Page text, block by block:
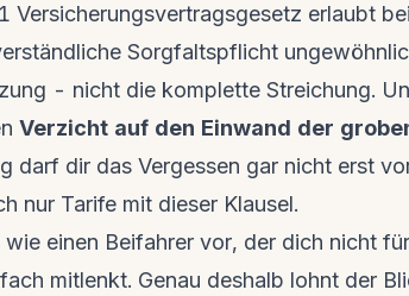
Versicherungsvertragsgesetz erlaubt bei
Sorgfaltspflicht
- nicht die komplette Streichung.
Verzicht auf den Einwand der
darf dir das Vergessen gar nicht erst
nur Tarife mit dieser Klausel.
einen Beifahrer vor, der dich nicht
mitlenkt. Genau deshalb lohnt der